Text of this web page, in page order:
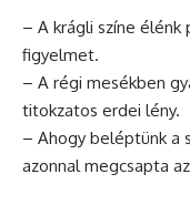
– A krágli színe élénk
figyelmet.
– A régi mesékben
titokzatos erdei lény.
– Ahogy beléptünk a
azonnal megcsapta